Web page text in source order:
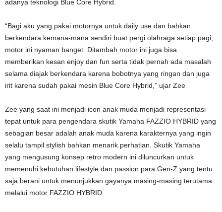
adanya teknologi Blue Core Hybrid.
“Bagi aku yang pakai motornya untuk daily use dan bahkan
berkendara kemana-mana sendiri buat pergi olahraga setiap pagi,
motor ini nyaman banget. Ditambah motor ini juga bisa
memberikan kesan enjoy dan fun serta tidak pernah ada masalah
selama diajak berkendara karena bobotnya yang ringan dan juga
irit karena sudah pakai mesin Blue Core Hybrid,” ujar Zee
Zee yang saat ini menjadi icon anak muda menjadi representasi
tepat untuk para pengendara skutik Yamaha FAZZIO HYBRID yang
sebagian besar adalah anak muda karena karakternya yang ingin
selalu tampil stylish bahkan menarik perhatian. Skutik Yamaha
yang mengusung konsep retro modern ini diluncurkan untuk
memenuhi kebutuhan lifestyle dan passion para Gen-Z yang tentu
saja berani untuk menunjukkan gayanya masing-masing terutama
melalui motor FAZZIO HYBRID